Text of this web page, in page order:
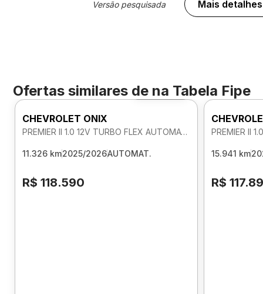
Versão pesquisada Mais detalhes
Ofertas similares de na Tabela Fipe
Foto 360º
CHEVROLET ONIX
PREMIER II 1.0 12V TURBO FLEX AUTOMATICO
11.326 km2025/2026AUTOMAT.
R$ 118.590
15.941 km
R$